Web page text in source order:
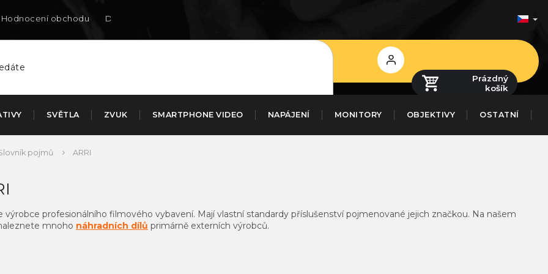
Hodnocení obchodu Doručení na SK
Přihlášení
Prázdný
košík
SVĚTLA ZVUK SMARTPHONE VIDEO NAPÁJENÍ MONITORY OBJEKTIVY OSTATNÍ
pojmů ARRI
výrobce profesionálního filmového vybavení. Mají vlastní standardy příslušenství pojmenované jejich značkou. Na našem
mnoho náhradních dílů primárně externích výrobců.